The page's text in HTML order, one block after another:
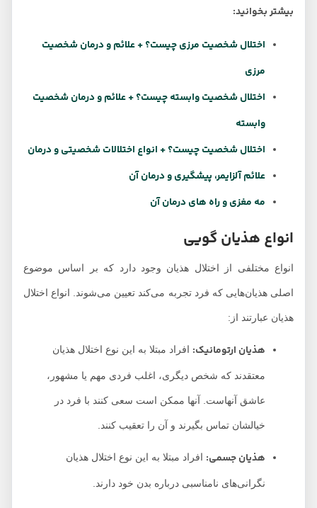
بیشتر بخوانید:
اختلال شخصیت مرزی چیست؟ + علائم و درمان شخصیت
اختلال شخصیت وابسته چیست؟ + علائم و درمان شخصیت
وابسته
اختلال شخصیت چیست؟ + انواع اختلالات شخصیتی و درمان
علائم آلزایمر، پیشگیری و درمان آن
مه مغزی و راه های درمان آن
انواع هذیان گویی
انواع مختلفی از اختلال هذیان وجود دارد که بر اساس موضوع
اصلی هذیان‌هایی که فرد تجربه می‌کند تعیین می‌شوند. انواع اختلال
هذیان عبارتند از:
هذیان ارتومانیک:افراد مبتلا به این نوع اختلال هذیان
معتقدند که شخص دیگری، اغلب فردی مهم یا مشهور،
عاشق آنهاست. آنها ممکن است سعی کنند با فرد در
خیالشان تماس بگیرند و آن را تعقیب کنند.
هذیان جسمی:افراد مبتلا به این نوع اختلال هذیان
نگرانی‌های نامناسبی درباره بدن خود دارند.